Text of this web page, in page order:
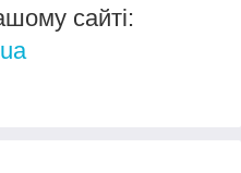
сайті: